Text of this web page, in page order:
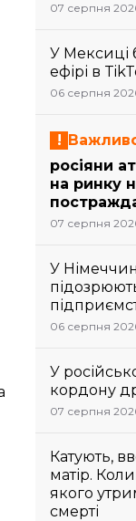
07 серпня
У Мексиці
ефірі в
06 серпня
росіяни
на ринку
07 серпня
У
06 серпня
У
кордону
07 серпня
Катують,
матір.
якого
смерті